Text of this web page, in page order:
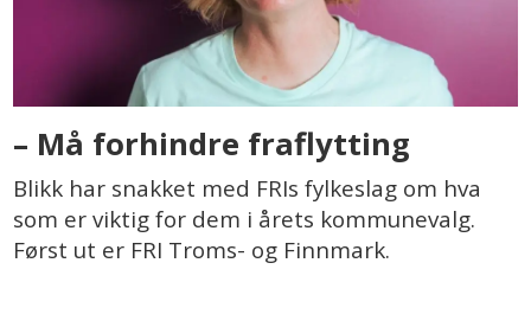
– Må forhindre fraflytting
Blikk har snakket med FRIs fylkeslag om hva
som er viktig for dem i årets kommunevalg.
Først ut er FRI Troms- og Finnmark.